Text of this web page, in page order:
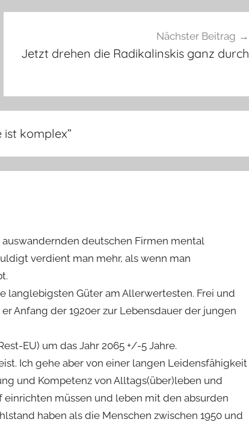
Nächster Beitrag
Jetzt drehen die Radikalinskis ganz durch
ist komplex”
deutschen Firmen mental
verdient man mehr, als wenn man
langlebigsten Güter am Allerwertesten. Frei und
Anfang der 1920er zur Lebensdauer der jungen
EU) um das Jahr 2065 +/-5 Jahre.
Ich gehe aber von einer langen Leidensfähigkeit
und Kompetenz von Alltags(über)leben und
müssen und leben mit den absurden
haben als die Menschen zwischen 1950 und